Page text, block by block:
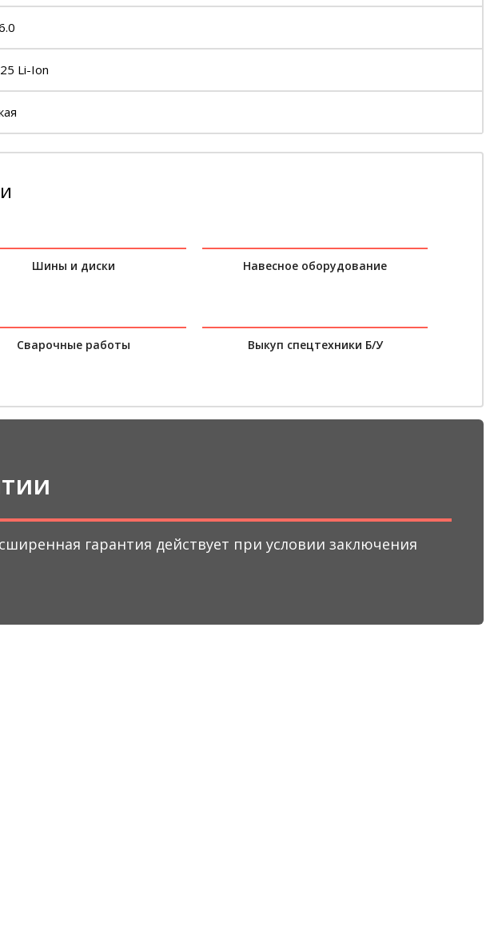
Li-Ion
Шины и диски Навесное оборудование
Сварочные работы Выкуп спецтехники Б/У
гарантия действует при условии заключения